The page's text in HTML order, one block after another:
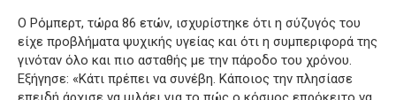
Ο Ρόμπερτ, τώρα 86 ετών, ισχυρίστηκε ότι η σύζυγός του
είχε προβλήματα ψυχικής υγείας και ότι η συμπεριφορά της
γινόταν όλο και πιο ασταθής με την πάροδο του χρόνου.
Εξήγησε: «Κάτι πρέπει να συνέβη. Κάποιος την πλησίασε